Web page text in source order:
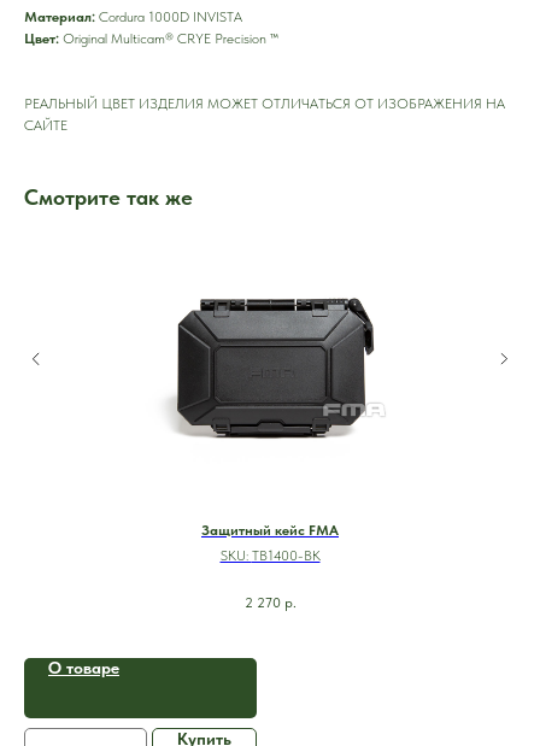
Материал: Cordura 1000D INVISTA
Цвет: Original Multicam® CRYE Precision ™
РЕАЛЬНЫЙ ЦВЕТ ИЗДЕЛИЯ МОЖЕТ ОТЛИЧАТЬСЯ ОТ ИЗОБРАЖЕНИЯ НА
САЙТЕ
Смотрите так же
Защитный кейс FMA
SKU: TB1400-BK
2 270 р.
О товаре
Купить